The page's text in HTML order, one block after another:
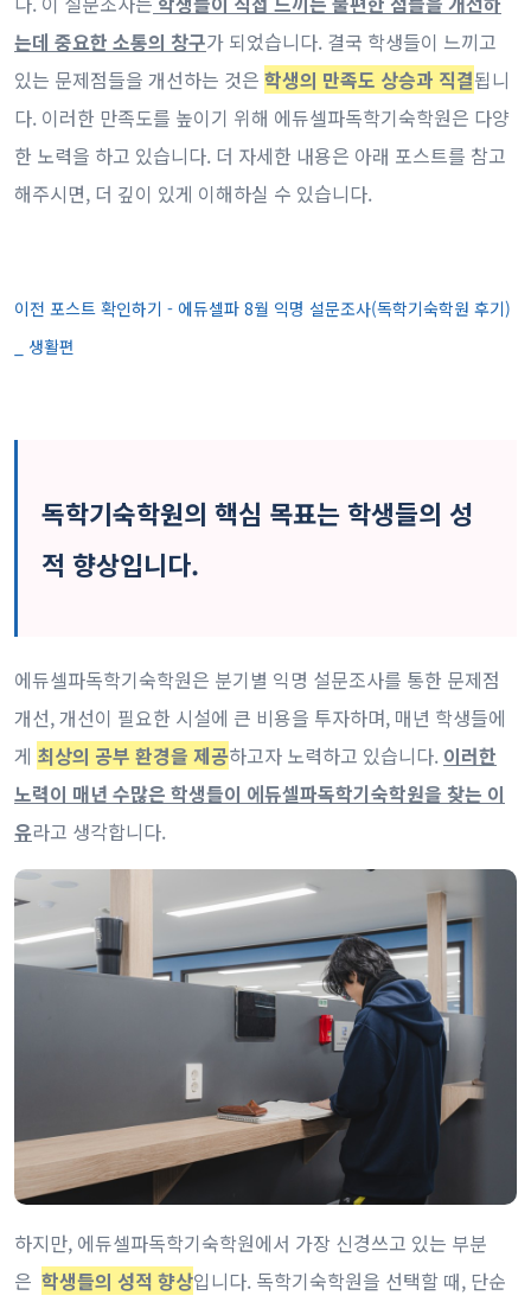
는데 중요한 소통의 창구가 되었습니다. 결국 학생들이 느끼고
있는 문제점들을 개선하는 것은 학생의 만족도 상승과 직결됩니
다. 이러한 만족도를 높이기 위해 에듀셀파독학기숙학원은 다양
한 노력을 하고 있습니다. 더 자세한 내용은 아래 포스트를 참고
해주시면, 더 깊이 있게 이해하실 수 있습니다.
이전 포스트 확인하기 - 에듀셀파 8월 익명 설문조사(독학기숙학원 후기)
_ 생활편
독학기숙학원의 핵심 목표는 학생들의 성
적 향상입니다.
에듀셀파독학기숙학원은 분기별 익명 설문조사를 통한 문제점
개선, 개선이 필요한 시설에 큰 비용을 투자하며, 매년 학생들에
게 최상의 공부 환경을 제공하고자 노력하고 있습니다. 이러한
노력이 매년 수많은 학생들이 에듀셀파독학기숙학원을 찾는 이
유라고 생각합니다.
하지만, 에듀셀파독학기숙학원에서 가장 신경쓰고 있는 부분
은 학생들의 성적 향상입니다. 독학기숙학원을 선택할 때, 단순